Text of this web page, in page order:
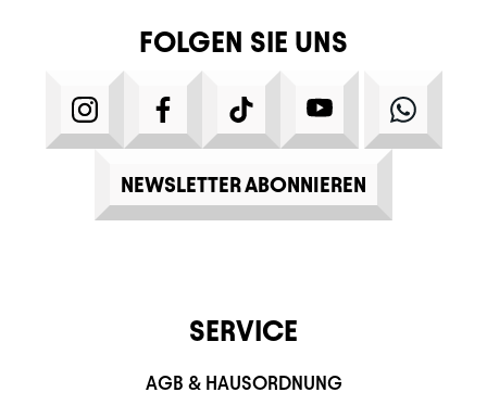
FOLGEN SIE UNS
INSTAGRAMFACEBOOKTIKTOK YOUTUBE
NEWSLETTER ABONNIEREN
SERVICE
AGB & HAUSORDNUNG